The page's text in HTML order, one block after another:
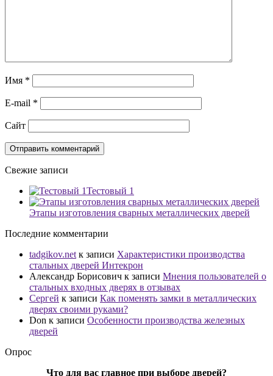
Имя *
E-mail *
Сайт
Свежие записи
Тестовый 1
Этапы изготовления сварных металлических дверей
Последние комментарии
tadgikov.net к записи Характеристики производства
стальных дверей Интекрон
Александр Борисович к записи Мнения пользователей о
стальных входных дверях в отзывах
Сергей к записи Как поменять замки в металлических
дверях своими руками?
Don к записи Особенности производства железных
дверей
Опрос
Что для вас главное при выборе дверей?